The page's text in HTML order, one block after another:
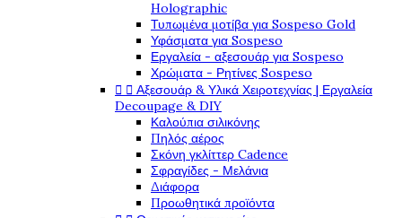
Holographic
Τυπωμένα μοτίβα για Sospeso Gold
Υφάσματα για Sospeso
Εργαλεία - αξεσουάρ για Sospeso
Χρώματα - Ρητίνες Sospeso
  Αξεσουάρ & Υλικά Χειροτεχνίας | Εργαλεία
Decoupage & DIY
Καλούπια σιλικόνης
Πηλός αέρος
Σκόνη γκλίττερ Cadence
Σφραγίδες - Μελάνια
Διάφορα
Προωθητικά προϊόντα